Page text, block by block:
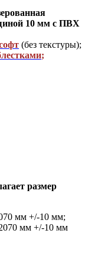
10 мм с ПВХ
(без текстуры);
;
размер
мм +/-10 мм;
мм +/-10 мм